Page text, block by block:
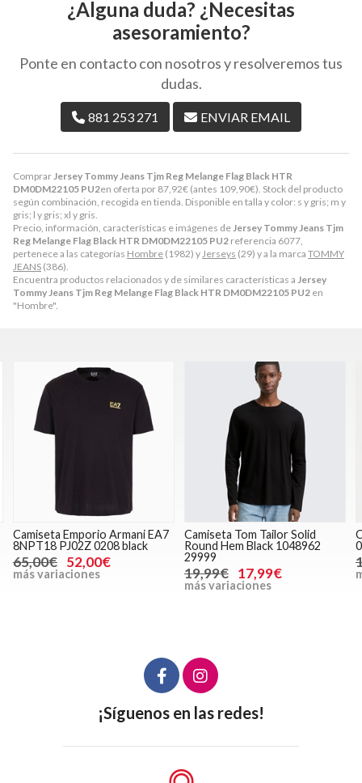
Comprar Jersey Tommy Jeans Tjm Reg Melange Flag Black HTR
DM0DM22105 PU2en oferta por 87,92€ (antes 109,90€). Stock del producto
según combinación, recogida en tienda. Disponible en talla y color: s y gris; m y
gris; l y gris; xl y gris.
Precio, información, características e imágenes de Jersey Tommy Jeans Tjm
Reg Melange Flag Black HTR DM0DM22105 PU2 referencia 6077,
pertenece a las categorías Hombre (1982) y Jerseys (29) y a la marca TOMMY
JEANS (386).
Encuentra productos relacionados y de similares características a Jersey
Tommy Jeans Tjm Reg Melange Flag Black HTR DM0DM22105 PU2 en
"Hombre".
¿Alguna duda? ¿Necesitas
asesoramiento?
Ponte en contacto con nosotros y resolveremos tus
dudas.
881 253 271 ENVIAR EMAIL
Emporio Armani EA7
0208 black
52,00€
Camiseta Tom Tailor Solid
Round Hem Black 1048962
17,99€
más variaciones
Cazadora
más
¡Síguenos en las redes!